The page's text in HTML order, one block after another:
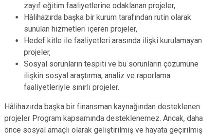
zayıf eğitim faaliyetlerine odaklanan projeler,
Hâlihazırda başka bir kurum tarafından rutin olarak
sunulan hizmetleri içeren projeler,
Hedef kitle ile faaliyetleri arasında ilişki kurulamayan
projeler,
Sosyal sorunların tespiti ve bu sorunların çözümüne
ilişkin sosyal araştırma, analiz ve raporlama
faaliyetleriyle sınırlı projeler.
Hâlihazırda başka bir finansman kaynağından desteklenen
projeler Program kapsamında desteklenemez. Ancak, daha
önce sosyal amaçlı olarak geliştirilmiş ve hayata geçirilmiş